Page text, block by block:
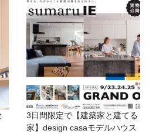
3日間限定で【建築家と建てる
家】design casaモデルハウス